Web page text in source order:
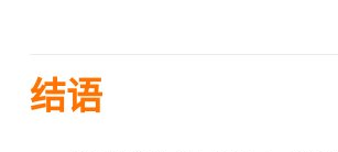
结语